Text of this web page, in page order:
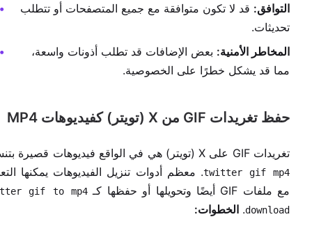
التوافق: قد لا تكون متوافقة مع جميع المتصفحات أو تتطلب
تحديثات.
المخاطر الأمنية: بعض الإضافات قد تطلب أذونات واسعة،
مما قد يشكل خطرًا على الخصوصية.
حفظ تغريدات GIF من X (تويتر) كفيديوهات MP4
تغريدات GIF على X (تويتر) هي في الواقع فيديوهات قصيرة بتنسيق
twitter gif mp4. معظم أدوات تنزيل الفيديوهات يمكنها
مع ملفات GIF أيضًا وتحويلها أو حفظها كـ
gif to mp4
download
. الخطوات: